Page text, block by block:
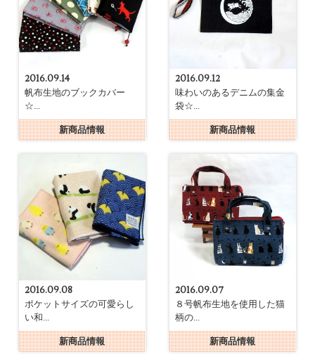
2016.09.14
帆布生地のブックカバー
☆...
新商品情報
2016.09.12
味わいのあるデニムの集金
袋☆...
新商品情報
2016.09.08
ポケットサイズの可愛らし
い和...
新商品情報
2016.09.07
８号帆布生地を使用した猫
柄の...
新商品情報